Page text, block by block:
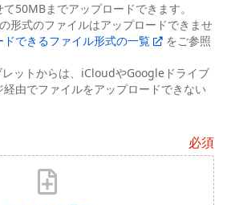
50MBまでアップロードできます。
形式のファイルはアップロードできませ
ドできるファイル形式の一覧
をご参照
ットからは、iCloudやGoogleドライブ
由でファイルをアップロードできない
必須